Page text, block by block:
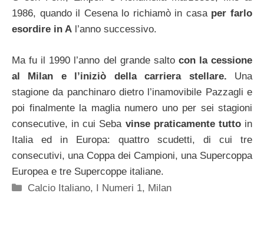
1986, quando il Cesena lo richiamò in casaper farlo
esordire in A l’anno successivo.
Ma fu il 1990 l’anno del grande salto con la cessione
al Milan e l’iniziò della carriera stellare. Una
stagione da panchinaro dietro l’inamovibile Pazzagli e
poi finalmente la maglia numero uno per sei stagioni
consecutive, in cui Seba vinse praticamente tutto in
Italia ed in Europa: quattro scudetti, di cui tre
consecutivi, una Coppa dei Campioni, una Supercoppa
Europea e tre Supercoppe italiane.
Categorie
Calcio Italiano, I Numeri 1, Milan